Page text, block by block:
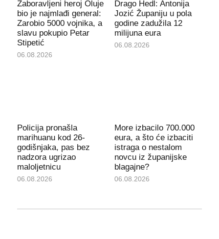
Zaboravljeni heroj Oluje
bio je najmlađi general:
Zarobio 5000 vojnika, a
slavu pokupio Petar
Stipetić
06.08.2026
Drago Hedl: Antonija
Jozić Županiju u pola
godine zadužila 12
milijuna eura
06.08.2026
Policija pronašla
marihuanu kod 26-
godišnjaka, pas bez
nadzora ugrizao
maloljetnicu
06.08.2026
More izbacilo 700.000
eura, a što će izbaciti
istraga o nestalom
novcu iz županijske
blagajne?
06.08.2026